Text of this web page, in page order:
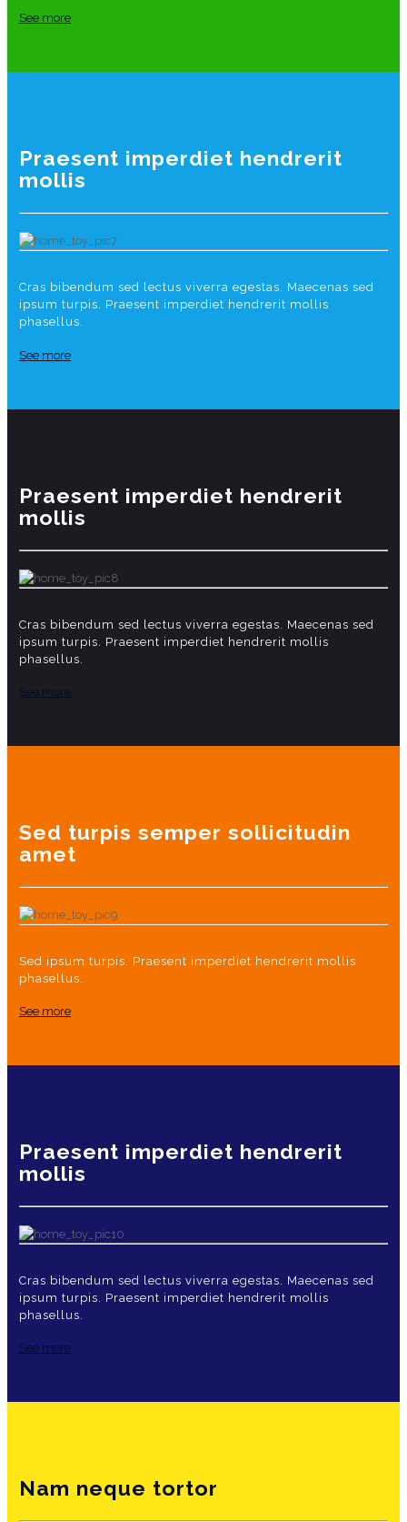
See more
Praesent imperdiet hendrerit
mollis
Cras bibendum sed lectus viverra egestas. Maecenas sed
ipsum turpis. Praesent imperdiet hendrerit mollis
phasellus.
See more
Praesent imperdiet hendrerit
mollis
Cras bibendum sed lectus viverra egestas. Maecenas sed
ipsum turpis. Praesent imperdiet hendrerit mollis
phasellus.
See more
Sed turpis semper sollicitudin
amet
Sed ipsum turpis. Praesent imperdiet hendrerit mollis
phasellus.
See more
Praesent imperdiet hendrerit
mollis
Cras bibendum sed lectus viverra egestas. Maecenas sed
ipsum turpis. Praesent imperdiet hendrerit mollis
phasellus.
See more
Nam neque tortor